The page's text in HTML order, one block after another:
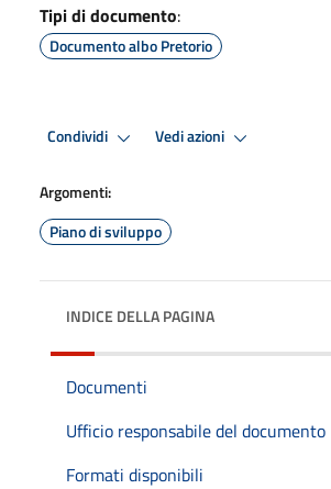
Tipi di documento:
Documento albo Pretorio
Condividi Vedi azioni
Argomenti:
Piano di sviluppo
INDICE DELLA PAGINA
Documenti
Ufficio responsabile del documento
Formati disponibili